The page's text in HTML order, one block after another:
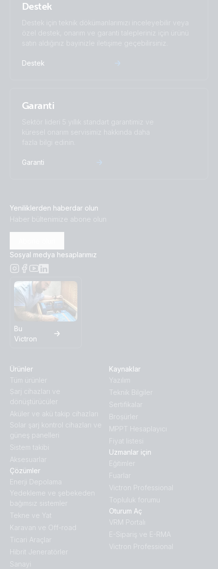
Destek
Destek için teknik dökümanlarımızı inceleyebilir veya
özel destek, onarım ve garanti talepleriniz için ürünü
satın aldığınız bayinizle iletişime geçebilirsiniz.
Destek
Garanti
Sektör lideri 5 yıllık standart garantimiz ve
küresel onarım servisimiz hakkında daha
fazla bilgi edinin.
Garanti
Yeniliklerden haberdar olun
Haber bültenimize abone olun
Sosyal medya hesaplarımız
Bu
Victron
Ürünler
Tüm ürünler
Ṣarj cihazları ve
dönüştürücüler
Aküler ve akü takip cihazları
Solar şarj kontrol cihazları ve
güneş panelleri
Sistem takibi
Aksesuarlar
Çözümler
Enerji Depolama
Yedekleme ve şebekeden
bağımsız sistemler
Tekne ve Yat
Karavan ve Off-road
Ticari Araçlar
Hibrit Jeneratörler
Sanayi
Kaynaklar
Yazılım
Teknik Bilgiler
Sertifikalar
Broṣürler
MPPT Hesaplayıcı
Fiyat listesi
Uzmanlar için
Eğitimler
Fuarlar
Victron Professional
Topluluk forumu
Oturum Aç
VRM Portalı
E-Sipariş ve E-RMA
Victron Professional